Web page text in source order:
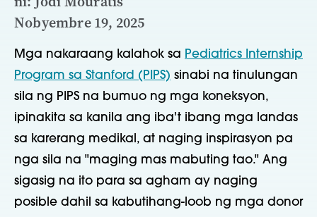
Nobyembre 19, 2025
Mga nakaraang kalahok sa Pediatrics Internship
Program sa Stanford (PIPS) sinabi na tinulungan
sila ng PIPS na bumuo ng mga koneksyon,
ipinakita sa kanila ang iba't ibang mga landas
sa karerang medikal, at naging inspirasyon pa
nga sila na "maging mas mabuting tao." Ang
sigasig na ito para sa agham ay naging
posible dahil sa kabutihang-loob ng mga donor